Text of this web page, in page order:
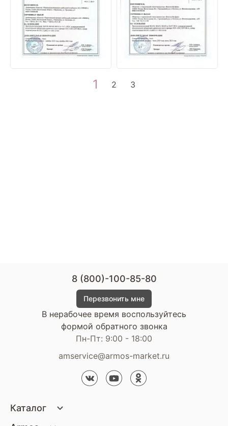
1 2 3
Каталог
8 (800)-100-85-80
Перезвонить мне
В нерабочее время воспользуйтесь
формой обратного звонка
Пн-Пт: 9:00 - 18:00
amservice@armos-market.ru